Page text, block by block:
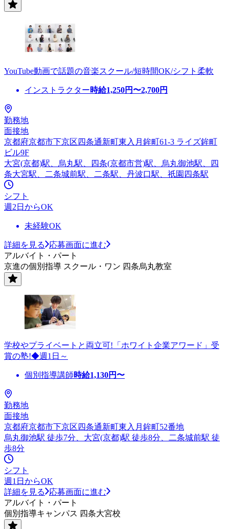
YouTube動画で話題の音楽スクール/短時間OK/シフト柔軟
インストラクター時給1,250円〜2,700円
勤務地
面接地
京都府京都市下京区四条通新町東入月鉾町61-3 ライズ鉾町
ビル9F
大宮(京都)駅、烏丸駅、四条(京都市営)駅、烏丸御池駅、四
条大宮駅、二条城前駅、二条駅、丹波口駅、祇園四条駅
シフト
週2日からOK
未経験OK
詳細を見る
応募画面に進む
アルバイト・パート
京進の個別指導 スクール・ワン 四条烏丸教室
学校やプライベートと両立可!「ホワイト企業アワード」受
賞の塾!◆週1日～
個別指導講師時給1,130円〜
勤務地
面接地
京都府京都市下京区四条通新町東入月鉾町52番地
烏丸御池駅 徒歩7分、大宮(京都)駅 徒歩8分、二条城前駅 徒
歩8分
シフト
週1日からOK
詳細を見る
応募画面に進む
アルバイト・パート
個別指導キャンパス 四条大宮校